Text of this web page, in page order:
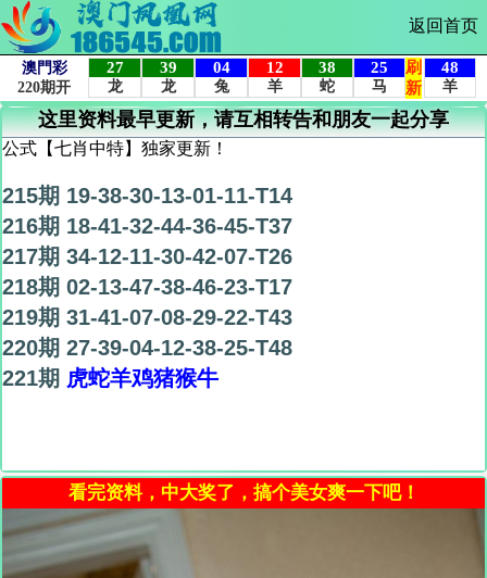
返回首页
这里资料最早更新，请互相转告和朋友一起分享
公式【七肖中特】独家更新！
215期 19-38-30-13-01-11-T14
216期 18-41-32-44-36-45-T37
217期 34-12-11-30-42-07-T26
218期 02-13-47-38-46-23-T17
219期 31-41-07-08-29-22-T43
220期 27-39-04-12-38-25-T48
221期 虎蛇羊鸡猪猴牛
看完资料，中大奖了，搞个美女爽一下吧！